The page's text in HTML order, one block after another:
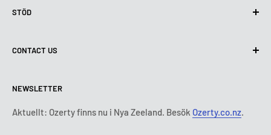
Användning av cookies (GDPR)
Leveransvillkor
Betalningsvillkor
Abonnemangets villkor och bestämmelser
STÖD
Kontakta oss
Rättsligt meddelande
FAQ
CONTACT US
Tisdag:9:00 - 18:00
Onsdag:
9:00 - 18:00
NEWSLETTER
Aktuellt: Ozerty finns nu i Nya Zeeland. Besök Ozerty.co.nz.